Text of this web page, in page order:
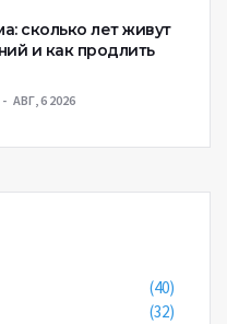
сколько лет живут
и как продлить
АВГ, 6 2026
(40)
(32)